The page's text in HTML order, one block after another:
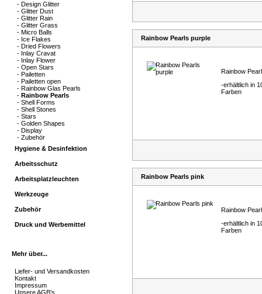
- Design Glitter
- Glitter Dust
- Glitter Rain
- Glitter Grass
- Micro Balls
- Ice Flakes
- Dried Flowers
- Inlay Cravat
- Inlay Flower
- Open Stars
- Pailetten
- Pailetten open
- Rainbow Glas Pearls
- Rainbow Pearls
- Shell Forms
- Shell Stones
- Stars
- Golden Shapes
- Display
- Zubehör
Hygiene & Desinfektion
Arbeitsschutz
Arbeitsplatzleuchten
Werkzeuge
Zubehör
Druck und Werbemittel
Mehr über...
Liefer- und Versandkosten
Kontakt
Impressum
Unsere AGB's
Rainbow Pearls purple
Rainbow
-erhältlich in
Farben
Rainbow Pearls pink
Rainbow
-erhältlich in
Farben